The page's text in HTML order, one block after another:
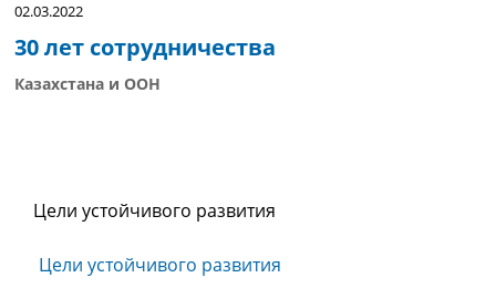
02.03.2022
30 лет сотрудничества
Казахстана и ООН
Цели устойчивого развития
Цели устойчивого развития